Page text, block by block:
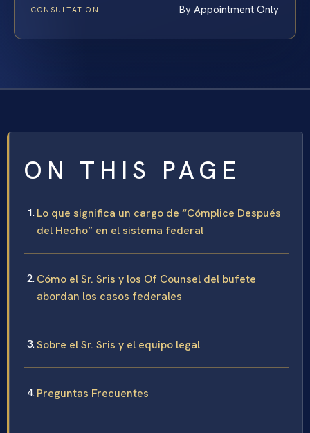
CONSULTATION By Appointment Only
ON THIS PAGE
Lo que significa un cargo de “Cómplice Después
del Hecho” en el sistema federal
Cómo el Sr. Sris y los Of Counsel del bufete
abordan los casos federales
Sobre el Sr. Sris y el equipo legal
Preguntas Frecuentes